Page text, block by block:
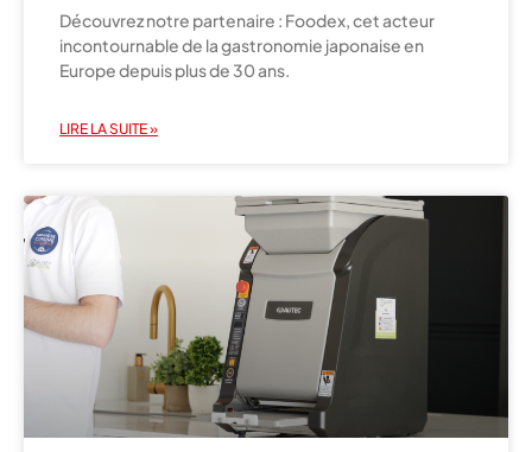
Découvrez notre partenaire : Foodex, cet acteur
incontournable de la gastronomie japonaise en
Europe depuis plus de 30 ans.
LIRE LA SUITE »